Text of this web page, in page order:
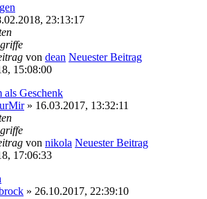
23:13:17
von dean Neuester Beitrag
15:08:00
Geschenk
» 16.03.2017, 13:32:11
von nikola Neuester Beitrag
17:06:33
» 26.10.2017, 22:39:10